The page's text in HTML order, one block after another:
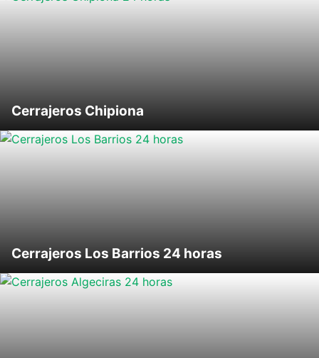
Cerrajeros Chipiona
Cerrajeros Los Barrios 24 horas